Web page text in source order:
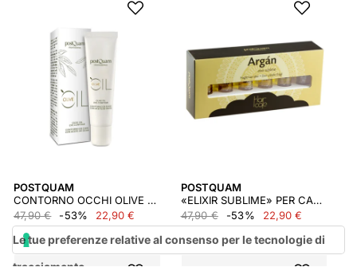
POSTQUAM
CONTORNO OCCHI OLIVE POSTQUAM 15 ML
47,90 €
-53% 22,90 €
POSTQUAM
«ELIXIR SUBLIME» PER CAPELLI FRAGILI 6 X 3 ML.
47,90 €
-53% 22,90 €
Le tue preferenze relative al consenso per le tecnologie di